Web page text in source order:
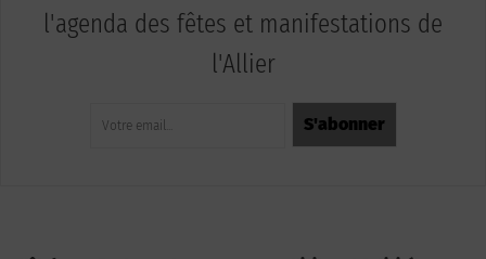
l'agenda des fêtes et manifestations de
l'Allier